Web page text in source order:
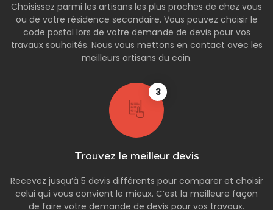
Choisissez parmi les artisans les plus proches de chez vous
ou de votre résidence secondaire. Vous pouvez choisir le
code postal lors de votre demande de devis pour vos
travaux souhaités. Nous vous mettons en contact avec les
meilleurs artisans du coin.
3
Trouvez le meilleur devis
Recevez jusqu’à 5 devis différents pour comparer et choisir
celui qui vous convient le mieux. C’est la meilleure façon
de faire votre demande de devis pour vos travaux.